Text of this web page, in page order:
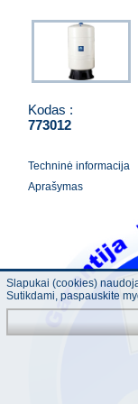
Kodas :
773012
Techninė informacija
Aprašymas
Slapukai (cookies)
Sutikdami, paspauskite